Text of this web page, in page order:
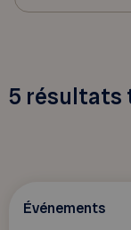
5 résultats
Événements